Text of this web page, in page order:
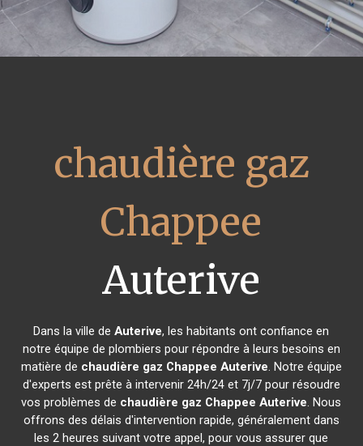
chaudière gaz
Chappee
Auterive
Dans la ville deAuterive, les habitants ont confiance en
notre équipe de plombiers pour répondre à leurs besoins en
matière de chaudière gaz Chappee Auterive. Notre équipe
d'experts est prête à intervenir 24h/24 et 7j/7 pour résoudre
vos problèmes de chaudière gaz Chappee Auterive. Nous
offrons des délais d'intervention rapide, généralement dans
les 2 heures suivant votre appel, pour vous assurer que